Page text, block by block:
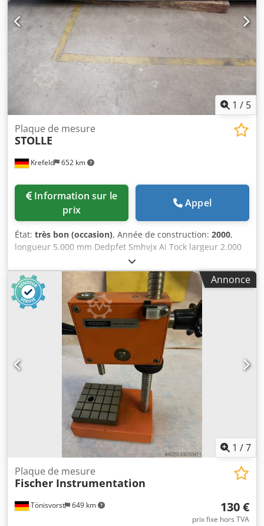
1 / 5
Krefeld 652 km
Plaque de mesure
STOLLE
prix
Appel
État: très bon (occasion), Année de construction: 2000,
longueur 5.000 mm Dedpfet Smhvjx Ai Tock largeur 2.000
mm épaisseur 210 mm Matériau acier moulé Commande
Puissance totale requise kW Poids 6 t Espace nécessaire
env. m plaque de mesure comme neuve, avec points
d'alignement intégrés, 3 x rainures longitudinales en T,
Annonce
1 /7
Tönisvorst 649 km
Plaque de mesure
Fischer Instrumentation
130 €
prix fixe hors TVA